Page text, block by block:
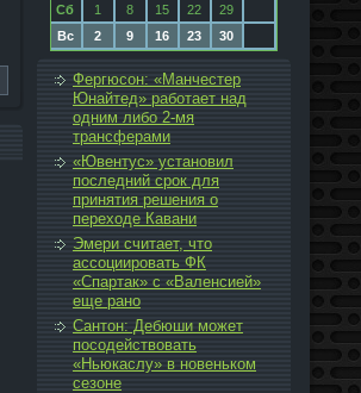
Сб
1 8 15 22
29
Вс
2 9 16 23 30
Фергюсон: «Манчестер
Юнайтед» работает над
одним либо 2-мя
трансферами
«Ювентус» установил
после­дний срок для
принятия решения о
переходе Кавани
Эмери считает, что
ассоциировать ФК
«Спартак» с «Вале­нсией»
еще рано
Сантон: Дебюши может
посодействовать
«Ньюкаслу» в новеньком
сезоне